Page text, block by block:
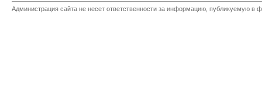
Администрация сайта не несет ответственности за информацию, публикуемую